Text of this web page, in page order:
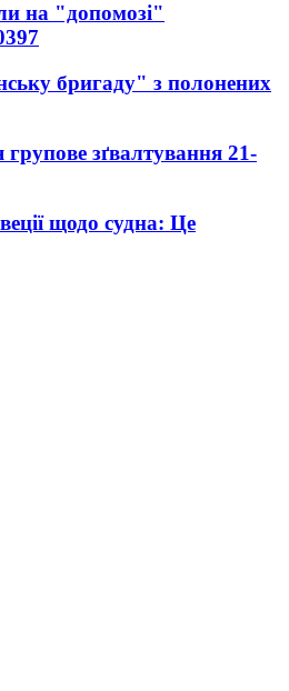
на "допомозі"
бригаду" з полонених
зґвалтування 21-
щодо судна: Це